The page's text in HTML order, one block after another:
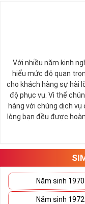
Với nhiều năm kinh
hiểu mức độ quan
cho khách hàng sự hài
độ phục vụ. Vì thế
hàng với chúng dịch
lòng bạn đều được
Năm sinh 1970
Năm sinh 1972